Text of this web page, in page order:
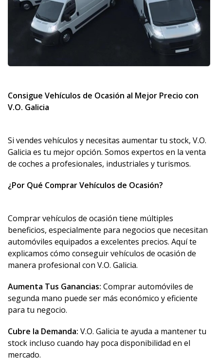
Consigue Vehículos de Ocasión al Mejor Precio con
V.O. Galicia
Si vendes vehículos y necesitas aumentar tu stock, V.O.
Galicia es tu mejor opción. Somos expertos en la venta
de coches a profesionales, industriales y turismos.
¿Por Qué Comprar Vehículos de Ocasión?
Comprar vehículos de ocasión tiene múltiples
beneficios, especialmente para negocios que necesitan
automóviles equipados a excelentes precios. Aquí te
explicamos cómo conseguir vehículos de ocasión de
manera profesional con V.O. Galicia.
Aumenta Tus Ganancias: Comprar automóviles de
segunda mano puede ser más económico y eficiente
para tu negocio.
Cubre la Demanda: V.O. Galicia te ayuda a mantener tu
stock incluso cuando hay poca disponibilidad en el
mercado.